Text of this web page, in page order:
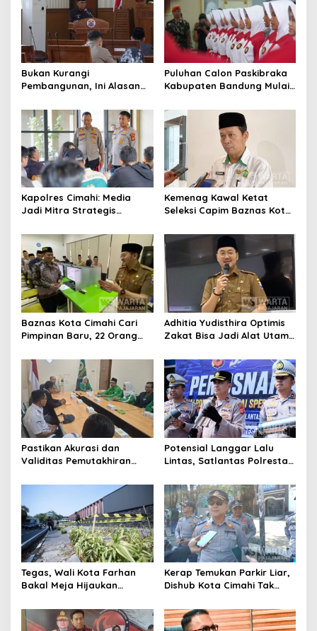
Bukan Kurangi
Pembangunan, Ini Alasan
Pengurangan Belanja
Daerah
Puluhan Calon Paskibraka
Kabupaten Bandung Mulai
Kapolres Cimahi: Media
Jadi Mitra Strategis
Publik
Kemenag Kawal Ketat
Seleksi Capim Baznas Kota
Komisioner Baznas
Berintegritas
Baznas Kota Cimahi Cari
Pimpinan Baru, 22 Orang
Adhitia Yudisthira Optimis
Zakat Bisa Jadi Alat Utama
Kota Cimahi
Pastikan Akurasi dan
Validitas Pemutakhiran
Cimahi Lakukan
Potensial Langgar Lalu
Lintas, Satlantas Polresta
Motor Berknalpot Brong
Tegas, Wali Kota Farhan
Bakal Meja Hijaukan
Riau
Kerap Temukan Parkir Liar,
Dishub Kota Cimahi Tak
Pembinaan